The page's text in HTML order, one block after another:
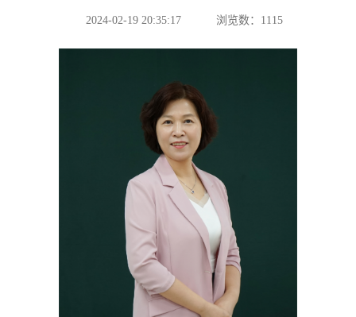
2024-02-19 20:35:17 浏览数： 1115